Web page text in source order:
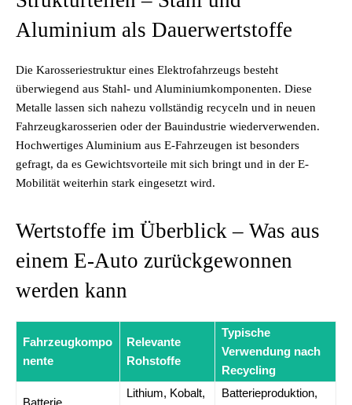
Aluminium als Dauerwertstoffe
Die Karosseriestruktur eines Elektrofahrzeugs besteht
überwiegend aus Stahl- und Aluminiumkomponenten. Diese
Metalle lassen sich nahezu vollständig recyceln und in neuen
Fahrzeugkarosserien oder der Bauindustrie wiederverwenden.
Hochwertiges Aluminium aus E-Fahrzeugen ist besonders
gefragt, da es Gewichtsvorteile mit sich bringt und in der E-
Mobilität weiterhin stark eingesetzt wird.
Wertstoffe im Überblick – Was aus
einem E-Auto zurückgewonnen
werden kann
Fahrzeugkompo
nente
Relevante
Rohstoffe
Typische
Verwendung nach
Recycling
Batterie
Lithium, Kobalt,
Batterieproduktion,